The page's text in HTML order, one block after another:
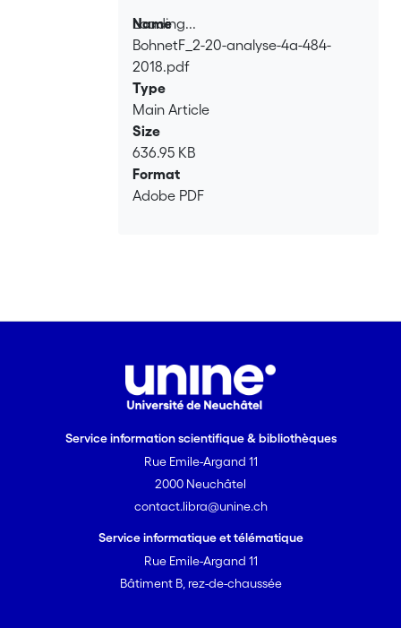
Loading...
Loading...
Name
BohnetF_2-20-analyse-4a-484-
2018.pdf
Type
Main Article
Size
636.95 KB
Format
Adobe PDF
Service information scientifique & bibliothèques
Rue Emile-Argand 11
2000 Neuchâtel
contact.libra@unine.ch
Service informatique et télématique
Rue Emile-Argand 11
Bâtiment B, rez-de-chaussée